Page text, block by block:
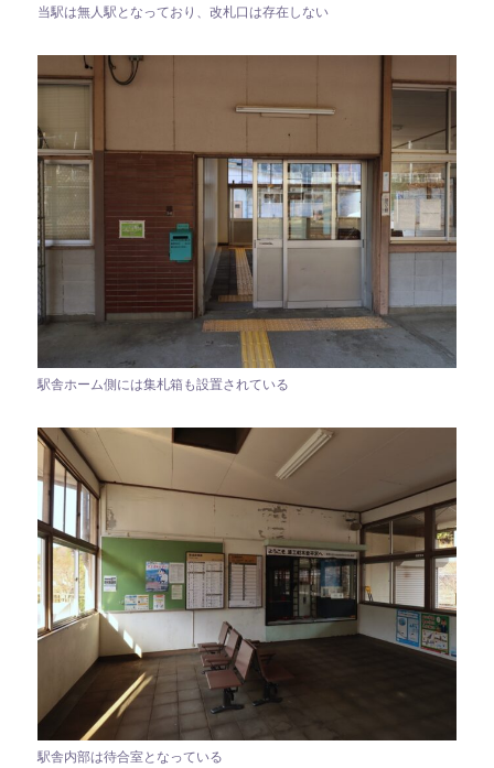
当駅は無人駅となっており、改札口は存在しない
駅舎ホーム側には集札箱も設置されている
駅舎内部は待合室となっている